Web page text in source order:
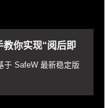
你实现“阅后即
于 SafeW 最新稳定版